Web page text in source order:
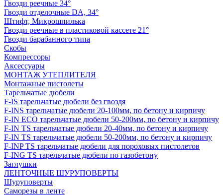
Гвозди реечные 34°
Гвозди отделочные DA, 34°
Штифт, Микрошпилька
Гвозди реечные в пластиковой кассете 21°
Гвозди барабанного типа
Скобы
Компрессоры
Аксессуары
МОНТАЖ УТЕПЛИТЕЛЯ
Монтажные пистолеты
Тарельчатые дюбели
F-IS тарельчатые дюбели без гвоздя
F-INS тарельчатые дюбели 20-100мм, по бетону и кирпичу
F-IN ECO тарельчатые дюбели 50-200мм, по бетону и кирпичу
F-IN TS тарельчатые дюбели 20-40мм, по бетону и кирпичу
F-IN TS тарельчатые дюбели 50-200мм, по бетону и кирпичу
F-INP TS тарельчатые дюбели для пороховых пистолетов
F-ING TS тарельчатые дюбели по газобетону
Заглушки
ЛЕНТОЧНЫЕ ШУРУПОВЕРТЫ
Шуруповерты
Саморезы в ленте